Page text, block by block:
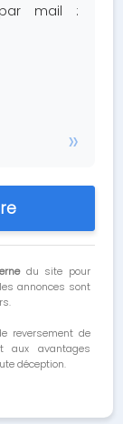
mail :
du site pour
annonces sont
reversement de
aux avantages
déception.